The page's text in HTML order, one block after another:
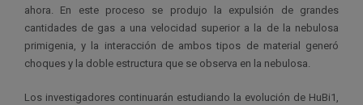
ahora. En este proceso se produjo la expulsión de grandes
cantidades de gas a una velocidad superior a la de la nebulosa
primigenia, y la interacción de ambos tipos de material generó
choques y la doble estructura que se observa en la nebulosa.
Los investigadores continuarán estudiando la evolución de HuBi1,